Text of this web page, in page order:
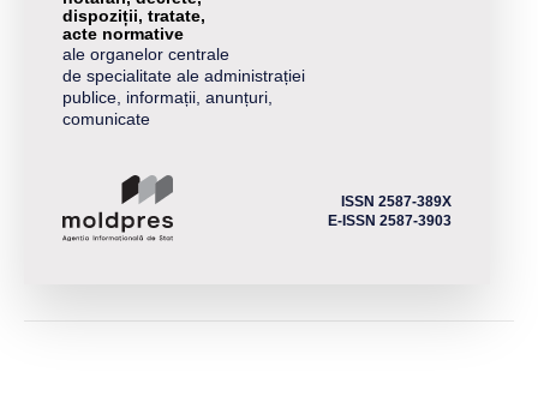
dispoziții, tratate,
acte normative
ale organelor centrale
de specialitate ale administrației
publice, informații, anunțuri,
comunicate
ISSN 2587-389X
E-ISSN 2587-3903